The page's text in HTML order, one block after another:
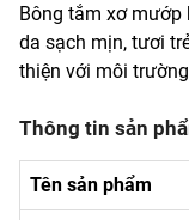
Bông tắm xơ mướp
da sạch mịn, tươi
thiện với môi
Thông tin sản
Tên sản phẩm